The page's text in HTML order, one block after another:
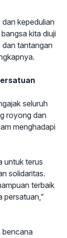
dan kepedulian
kita diuji
dan tantangan
seluruh
royong dan
menghadapi
untuk terus
solidaritas.
terbaik
persatuan,”
bencana